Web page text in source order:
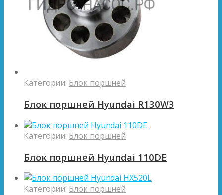
Категории: Блок поршней
Блок поршней Hyundai R130W3
Категории: Блок поршней
Блок поршней Hyundai 110DE
Категории: Блок поршней